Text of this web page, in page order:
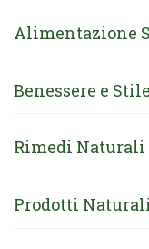
Alimentazione
Benessere e
Rimedi Naturali
Prodotti